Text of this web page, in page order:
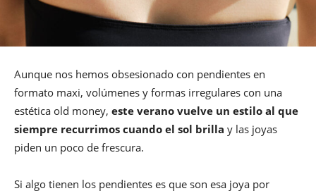
Aunque nos hemos obsesionado con pendientes en
formato maxi, volúmenes y formas irregulares con una
estética old money, este verano vuelve un estilo al que
siempre recurrimos cuando el sol brilla y las joyas
piden un poco de frescura.
Si algo tienen los pendientes es que son esa joya por